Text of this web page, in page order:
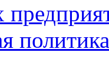
политика